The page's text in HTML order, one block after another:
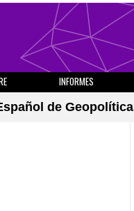
INFORMES
de Geopolítica